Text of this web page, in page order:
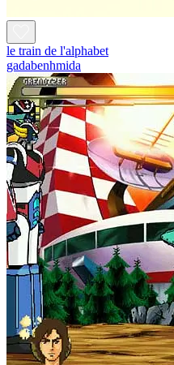
le train de l'alphabet
gadabenhmida